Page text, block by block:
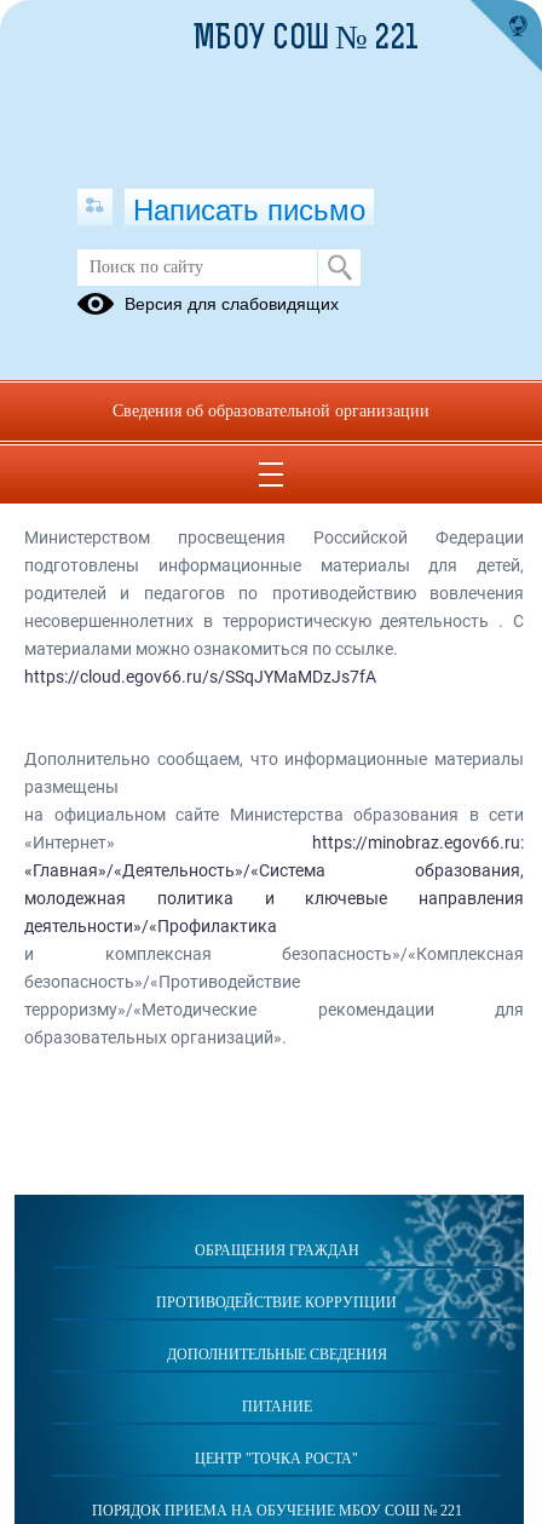
Профилактика терроризма
антитеррору
Министерством просвещения Российской Федерации
подготовлены информационные материалы для детей,
родителей и педагогов по противодействию вовлечения
несовершеннолетних в террористическую деятельность . С
материалами можно ознакомиться по ссылке.
https://cloud.egov66.ru/s/SSqJYMaMDzJs7fA
Дополнительно сообщаем, что информационные материалы
размещены
на официальном сайте Министерства образования в сети
«Интернет»
https://minobraz.egov66.ru:
«Главная»/«Деятельность»/«Система образования,
молодежная политика и ключевые направления
деятельности»/«Профилактика
и комплексная безопасность»/«Комплексная
безопасность»/«Противодействие
терроризму»/«Методические рекомендации для
образовательных организаций».
ОБРАЩЕНИЯ ГРАЖДАН
ПРОТИВОДЕЙСТВИЕ КОРРУПЦИИ
ДОПОЛНИТЕЛЬНЫЕ СВЕДЕНИЯ
ПИТАНИЕ
ЦЕНТР "ТОЧКА РОСТА"
ПОРЯДОК ПРИЕМА НА ОБУЧЕНИЕ МБОУ СОШ № 221
МБОУ СОШ № 221
Написать письмо
Версия для слабовидящих
Сведения об образовательной организации